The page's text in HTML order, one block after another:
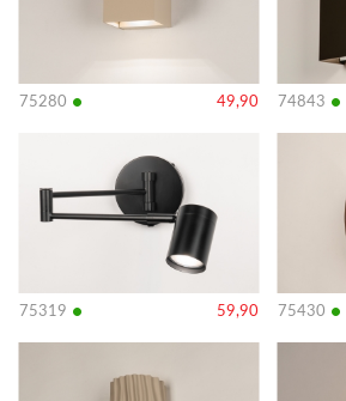
75280 • 49,90 74843 •
75319 • 59,90 75430 •
Bekijk
Bekijk